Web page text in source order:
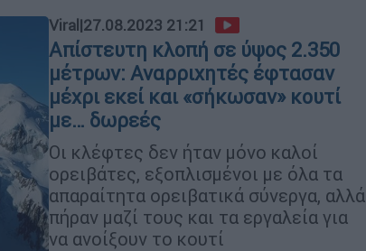
Viral |27.08.2023 21:21
Απίστευτη κλοπή σε ύψος 2.350
μέτρων: Αναρριχητές έφτασαν
μέχρι εκεί και «σήκωσαν» κουτί
με… δωρεές
Οι κλέφτες δεν ήταν μόνο καλοί
ορειβάτες, εξοπλισμένοι με όλα τα
απαραίτητα ορειβατικά σύνεργα, αλλά
πήραν μαζί τους και τα εργαλεία για
να ανοίξουν το κουτί